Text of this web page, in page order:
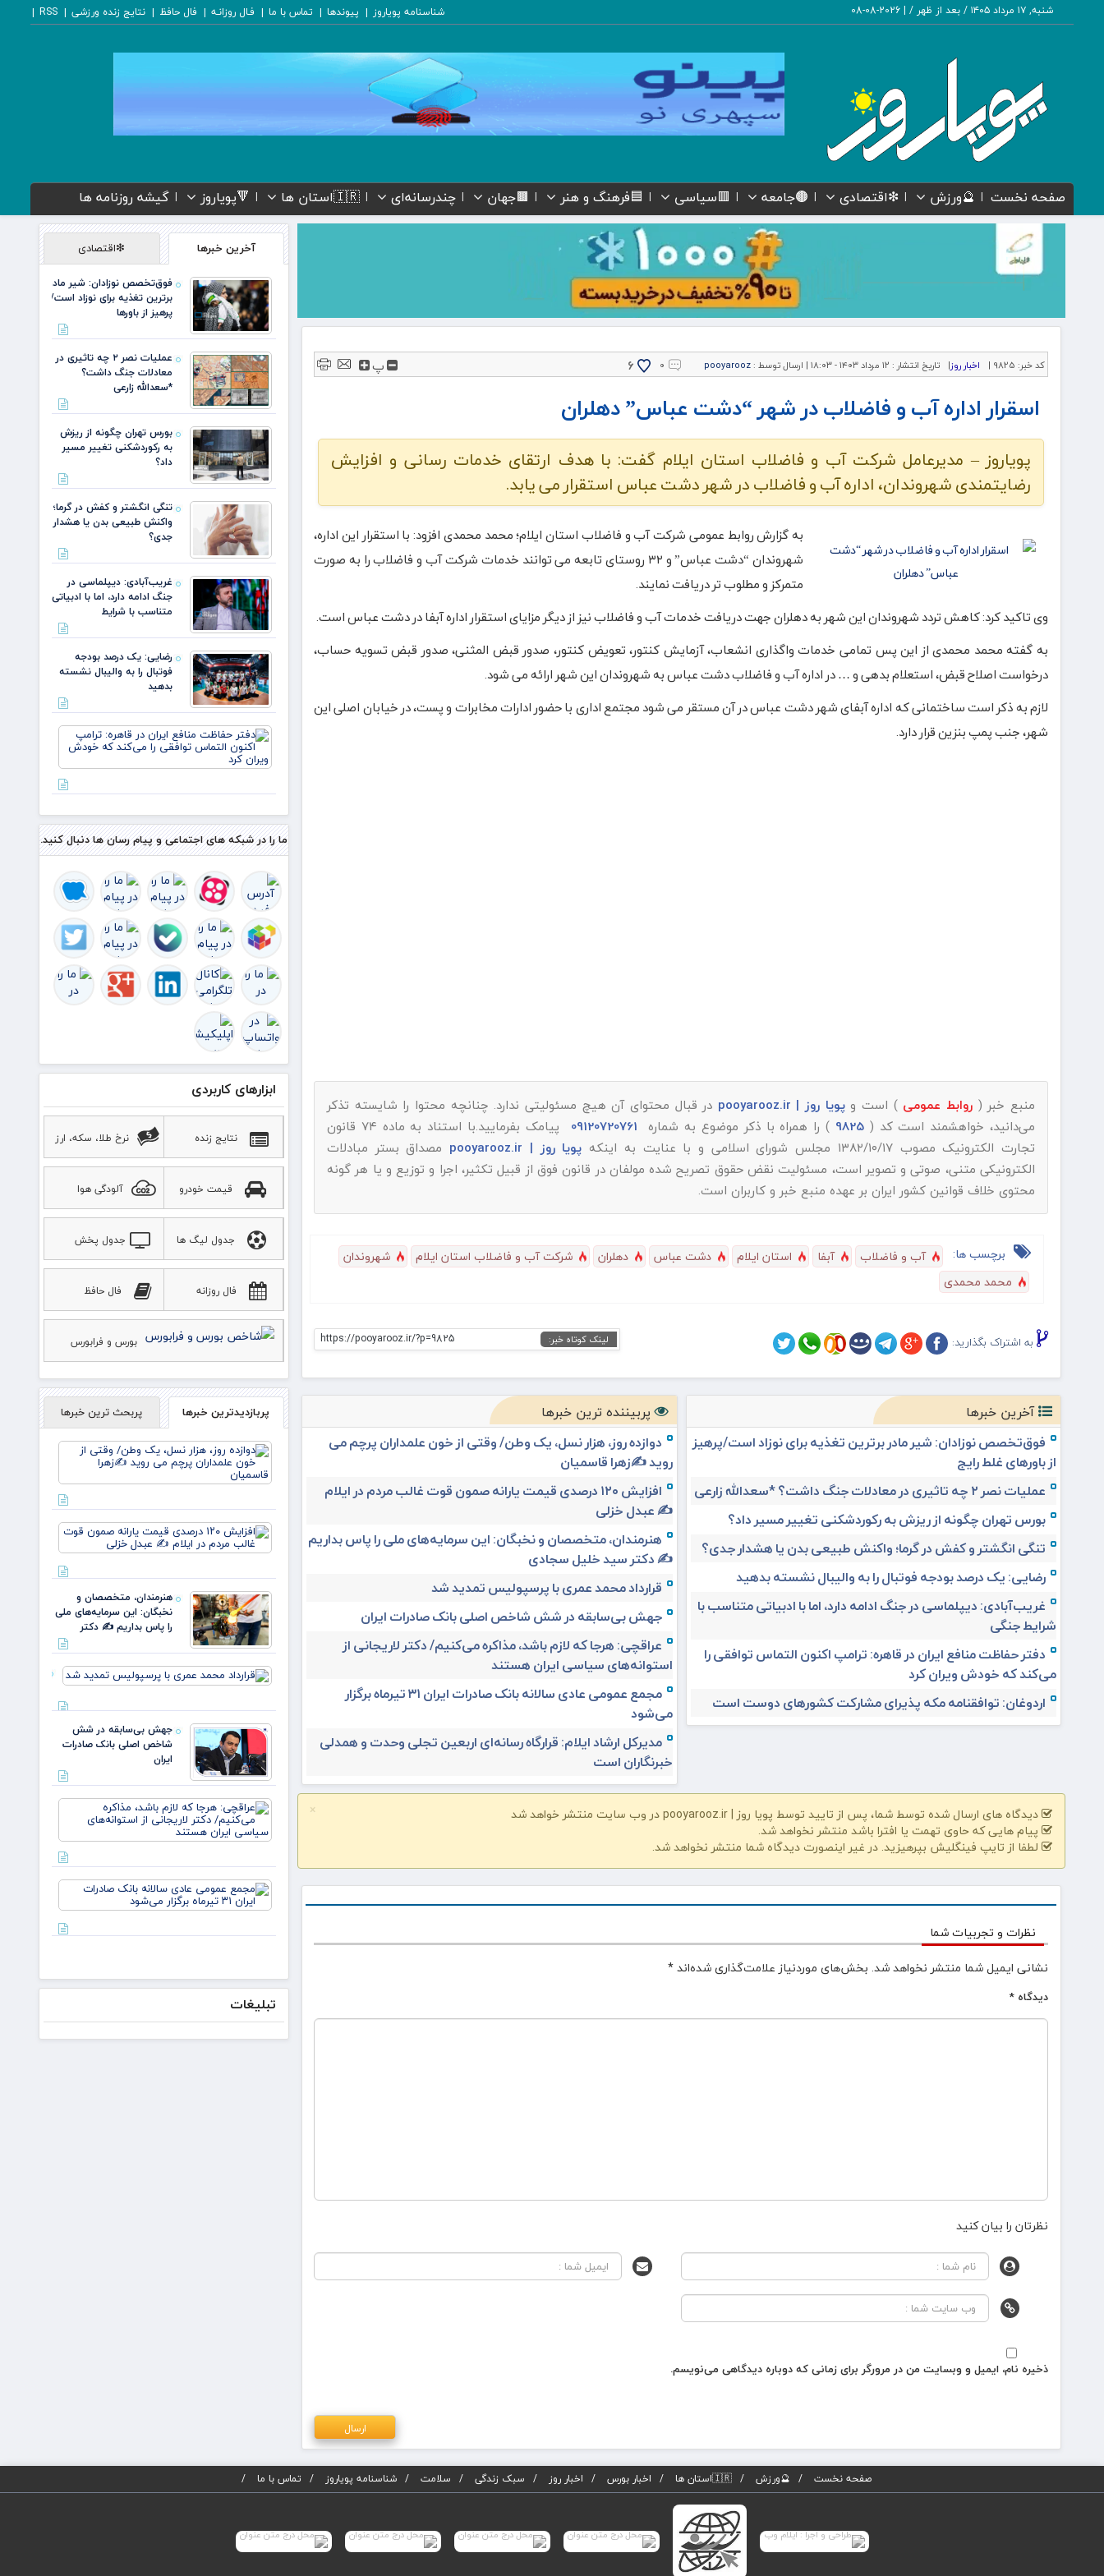
شنبه, ۱۷ مرداد ۱۴۰۵ / بعد از ظهر / |
2026-08-08 شناسنامه پویاروز پیوندها تماس با ما فـال روزانـه فال حافظ نتایج زنده ورزشی RSS
صفحه نخست 🔮ورزش ❇اقتصادی 🟤جامعه 🟥سیاسی 🟦فرهنگ و هنر 🟫جهان چندرسانه‌ای 🇮🇷استان ها 🔻پویاروز گیشه روزنامه ها
کد خبر: 9825 | اخبار روز| تاریخ انتشار : ۱۲ مرداد ۱۴۰۳ - ۱۸:۰۳ | ارسال توسط : pooyarooz ۰ 6 پ
اسقرار اداره آب و فاضلاب در شهر “دشت عباس” دهلران
پویاروز – مدیرعامل شرکت آب و فاضلاب استان ایلام گفت: با هدف ارتقای خدمات رسانی و افزایش
رضایتمندی شهروندان، اداره آب و فاضلاب در شهر دشت عباس استقرار می یابد.
به گزارش روابط عمومی شرکت آب و فاضلاب استان ایلام؛ محمد محمدی افزود: با استقرار این اداره،
شهروندان “دشت عباس” و ۳۲ روستای تابعه می توانند خدمات شرکت آب و فاضلاب را به صورت
متمرکز و مطلوب تر دریافت نمایند.
وی تاکید کرد: کاهش تردد شهروندان این شهر به دهلران جهت دریافت خدمات آب و فاضلاب نیز از دیگر مزایای استقرار اداره آبفا در دشت عباس است.
به گفته محمد محمدی از این پس تمامی خدمات واگذاری انشعاب، آزمایش کنتور، تعویض کنتور، صدور قبض المثنی، صدور قبض تسویه حساب،
درخواست اصلاح قبض، استعلام بدهی و … در اداره آب و فاضلاب دشت عباس به شهروندان این شهر ارائه می شود.
لازم به ذکر است ساختمانی که اداره آبفای شهر دشت عباس در آن مستقر می شود مجتمع اداری‌ با حضور ادارات مخابرات و پست، در خیابان اصلی این
شهر، جنب پمپ بنزین قرار دارد.
منبع خبر ( روابط عمومی ) است وپویا روز | pooyarooz.ir
در قبال محتوای آن هیچ مسئولیتی ندارد. چنانچه محتوا را شایسته تذکر
می‌دانید، خواهشمند است کد ( 9825 ) را همراه با ذکر موضوع به شماره
پیامک بفرمایید.با استناد به ماده ۷۴ قانون
تجارت الکترونیک مصوب ۱۳۸۲/۱۰/۱۷ مجلس شورای اسلامی و با عنایت به اینکه
پویا روز | pooyarooz.ir
مصداق بستر مبادلات
الکترونیکی متنی، صوتی و تصویر است، مسئولیت نقض حقوق تصریح شده مولفان در قانون فوق از قبیل تکثیر، اجرا و توزیع و یا هر گونه
محتوی خلاف قوانین کشور ایران بر عهده منبع خبر و کاربران است.
برچسب ها: آب و فاضلاب آبفا استان ایلام دشت عباس دهلران شرکت آب و فاضلاب استان ایلام
شهروندان
محمد محمدی
به اشتراک بگذارید: لینک کوتاه خبر: https://pooyarooz.ir/?p=9825
آخرین خبرها
فوق‌تخصص نوزادان: شیر مادر برترین تغذیه برای نوزاد است/پرهیز
از باورهای غلط رایج
عملیات نصر ۲ چه تاثیری در معادلات جنگ داشت؟ *سعدالله زارعی
بورس تهران چگونه از ریزش به رکوردشکنی تغییر مسیر داد؟
تنگی انگشتر و کفش در گرما؛ واکنش طبیعی بدن یا هشدار جدی؟
رضایی: یک درصد بودجه فوتبال را به والیبال نشسته بدهید
غریب‌آبادی: دیپلماسی در جنگ ادامه دارد، اما با ادبیاتی متناسب با
شرایط جنگی
دفتر حفاظت منافع ایران در قاهره: ترامپ اکنون التماس توافقی را
می‌کند که خودش ویران کرد
اردوغان: توافقنامه مکه پذیرای مشارکت کشورهای دوست است
پربیننده ترین خبرها
دوازده روز، هزار نسل، یک وطن/ وقتی از خون علمداران پرچم می
روید ✍️زهرا قاسمیان
افزایش ۱۲۰ درصدی قیمت یارانه صمون قوت غالب مردم در ایلام
✍️ عبدل خزلی
هنرمندان، متخصصان و نخبگان: این سرمایه‌های ملی را پاس بداریم
✍️ دکتر سید خلیل سجادی
قرارداد محمد عمری با پرسپولیس تمدید شد
جهش بی‌سابقه در شش شاخص اصلی بانک صادرات ایران
عراقچی: هرجا که لازم باشد، مذاکره می‌کنیم/ دکتر لاریجانی از
استوانه‌های سیاسی ایران هستند
مجمع عمومی عادی سالانه بانک صادرات ایران ۳۱ تیرماه برگزار
می‌شود
مدیرکل ارشاد ایلام: قرارگاه رسانه‌ای اربعین تجلی وحدت و همدلی
خبرنگاران است
×
دیدگاه های ارسال شده توسط شما، پس از تایید توسط پویا روز | pooyarooz.ir در وب سایت منتشر خواهد شد
پیام هایی که حاوی تهمت یا افترا باشد منتشر نخواهد شد.
لطفا از تایپ فینگلیش بپرهیزید. در غیر اینصورت دیدگاه شما منتشر نخواهد شد.
نظرات و تجربیات شما
نشانی ایمیل شما منتشر نخواهد شد. بخش‌های موردنیاز علامت‌گذاری شده‌اند*
دیدگاه *
نظرتان را بیان کنید
ذخیره نام، ایمیل و وبسایت من در مرورگر برای زمانی که دوباره دیدگاهی می‌نویسم.
آخرین خبرها ❇اقتصادی
فوق‌تخصص نوزادان: شیر مادر
برترین تغذیه برای نوزاد است/
پرهیز از باورها
عملیات نصر ۲ چه تاثیری در
معادلات جنگ داشت؟
*سعدالله زارعی
بورس تهران چگونه از ریزش
به رکوردشکنی تغییر مسیر
داد؟
تنگی انگشتر و کفش در گرما؛
واکنش طبیعی بدن یا هشدار
جدی؟
غریب‌آبادی: دیپلماسی در
جنگ ادامه دارد، اما با ادبیاتی
متناسب با شرایط
رضایی: یک درصد بودجه
فوتبال را به والیبال نشسته
بدهید
اکنون
التماس
توافقی
ما را در شبکه های اجتماعی و پیام رسان ها دنبال کنید.
ابزارهای کاربردی
نتایج زنده نرخ طلا، سکه، ارز
قیمت خودرو آلودگی هوا
جدول لیگ ها
جدول پخش
ورزشی
فال روزانه
فال حافظ
بورس و فرابورس
پربازدیدترین خبرها پربحث ترین خبرها
هنرمندان، متخصصان و
نخبگان: این سرمایه‌های ملی
را پاس بداریم ✍️ دکتر
جهش بی‌سابقه در شش
شاخص اصلی بانک صادرات
ایران
تیرماه
تبلیغات
صفحه نخست 🔮ورزش 🇮🇷استان ها اخبار بورس اخبار روز سبک زندگی سلامت شناسنامه پویاروز تماس با ما